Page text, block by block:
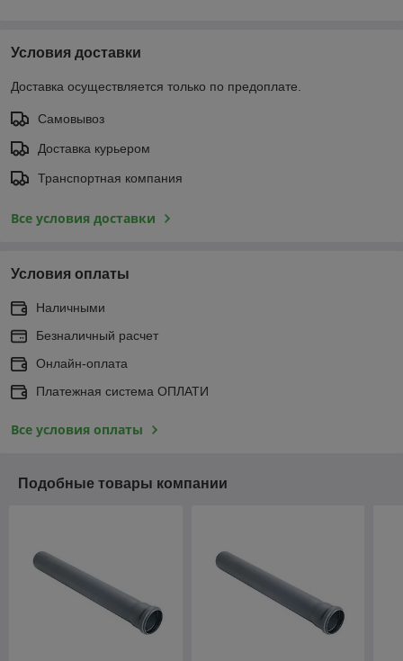
Условия доставки
Доставка осуществляется только по предоплате.
Самовывоз
Доставка курьером
Транспортная компания
Все условия доставки
Условия оплаты
Наличными
Безналичный расчет
Онлайн-оплата
Платежная система ОПЛАТИ
Все условия оплаты
Подобные товары компании